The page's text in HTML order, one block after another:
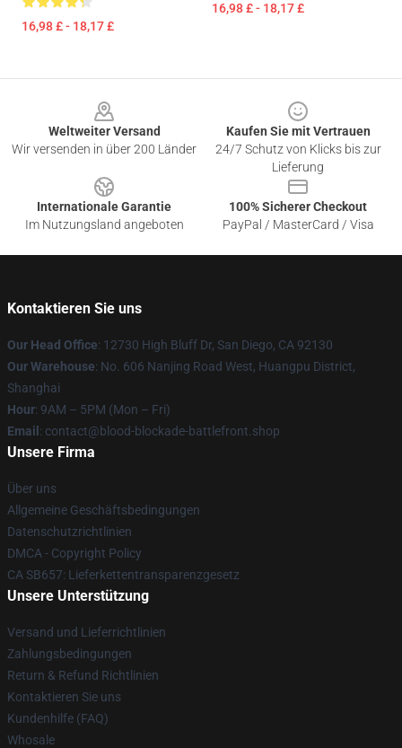
16,98 £ - 18,17 £
16,98 £ - 18,17 £
Weltweiter Versand
Wir versenden in über 200 Länder
Kaufen Sie mit Vertrauen
24/7 Schutz von Klicks bis zur
Lieferung
Internationale Garantie
Im Nutzungsland angeboten
100% Sicherer Checkout
PayPal / MasterCard / Visa
Kontaktieren Sie uns
Our Head Office: 12730 High Bluff Dr, San Diego, CA 92130
Our Warehouse: No. 606 Nanjing Road West, Huangpu District,
Shanghai
Hour: 9AM – 5PM (Mon – Fri)
Email : contact@blood-blockade-battlefront.shop
Unsere Firma
Über uns
Allgemeine Geschäftsbedingungen
Datenschutzrichtlinien
DMCA - Copyright Policy
CA SB657: Lieferkettentransparenzgesetz
Unsere Unterstützung
Versand und Lieferrichtlinien
Zahlungsbedingungen
Return & Refund Richtlinien
Kontaktieren Sie uns
Kundenhilfe (FAQ)
Whosale